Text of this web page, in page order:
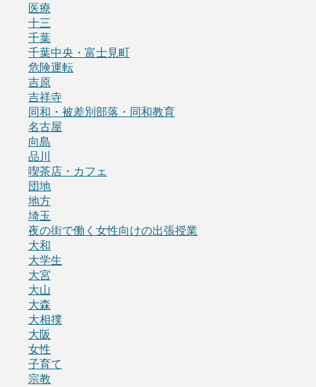
医療
十三
千葉
千葉中央・富士見町
危険運転
吉原
吉祥寺
同和・被差別部落・同和教育
名古屋
向島
品川
喫茶店・カフェ
団地
地方
埼玉
夜の街で働く女性向けの出張授業
大和
大学生
大宮
大山
大森
大相撲
大阪
女性
子育て
宗教